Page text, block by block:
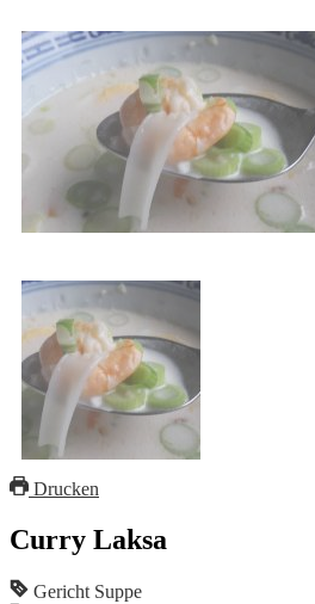
Drucken
Curry Laksa
Gericht Suppe